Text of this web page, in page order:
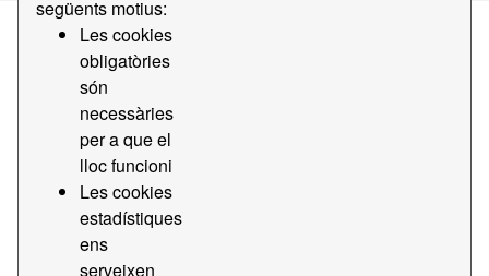
següents motius:
Les cookies
obligatòries
són
necessàries
per a que el
lloc funcioni
Les cookies
estadístiques
ens
serveixen
Ordena per
1 conjunt de dades trobat
Formats: